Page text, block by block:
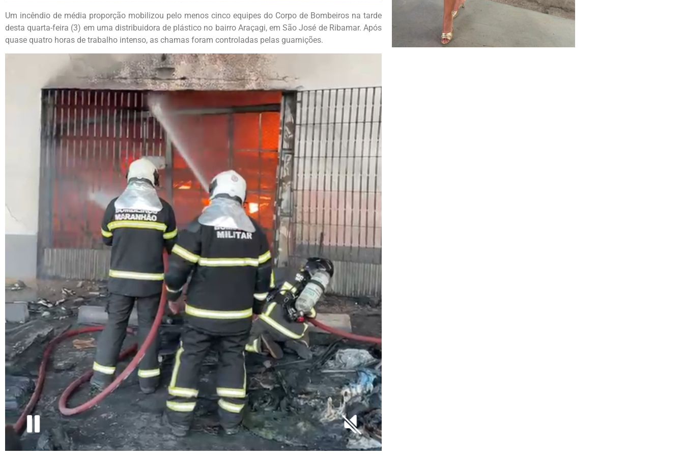
Um incêndio de média proporção mobilizou pelo menos cinco equipes do Corpo de Bombeiros na tarde
desta quarta-feira (3) em uma distribuidora de plástico no bairro Araçagi, em São José de Ribamar. Após
quase quatro horas de trabalho intenso, as chamas foram controladas pelas guarnições.